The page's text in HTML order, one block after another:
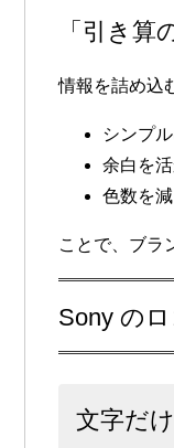
「引き算
情報を詰め込
シンプ
余白を
色数を
ことで、ブラ
Sony の
文字だ